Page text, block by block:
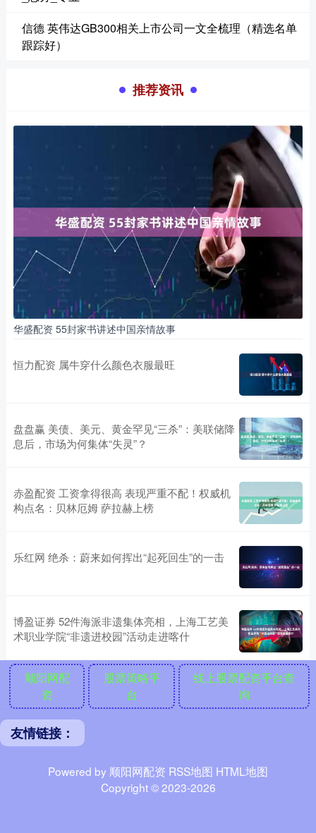
信德 英伟达GB300相关上市公司一文全梳理（精选名单
跟踪好）
推荐资讯
华盛配资 55封家书讲述中国亲情故事
恒力配资 属牛穿什么颜色衣服最旺
盘盘赢 美债、美元、黄金罕见“三杀”：美联储降
息后，市场为何集体“失灵”？
赤盈配资 工资拿得很高 表现严重不配！权威机
构点名：贝林厄姆 萨拉赫上榜
乐红网 绝杀：蔚来如何挥出“起死回生”的一击
博盈证券 52件海派非遗集体亮相，上海工艺美
术职业学院“非遗进校园”活动走进喀什
顺阳网配
资
股票策略平
台
线上股票配资平台查
询
友情链接：
Powered by 顺阳网配资 RSS地图 HTML地图
Copyright© 2023-2026